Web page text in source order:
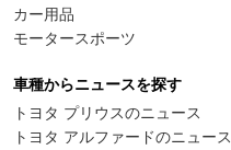
カー用品
モータースポーツ
車種からニュースを探す
トヨタ プリウスのニュース
トヨタ アルファードのニュース